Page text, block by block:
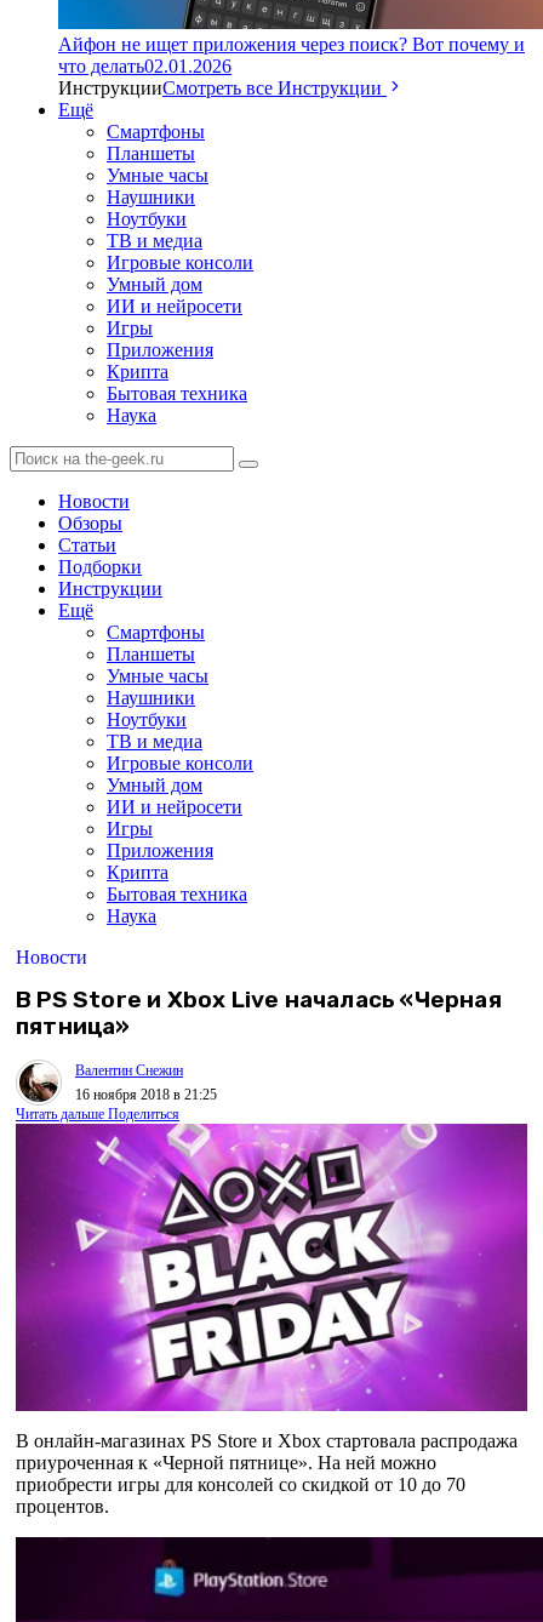
Айфон не ищет приложения через поиск? Вот почему и
что делать02.01.2026
ИнструкцииСмотреть все Инструкции
Ещё
Смартфоны
Планшеты
Умные часы
Наушники
Ноутбуки
ТВ и медиа
Игровые консоли
Умный дом
ИИ и нейросети
Игры
Приложения
Крипта
Бытовая техника
Наука
Новости
Обзоры
Статьи
Подборки
Инструкции
Ещё
Смартфоны
Планшеты
Умные часы
Наушники
Ноутбуки
ТВ и медиа
Игровые консоли
Умный дом
ИИ и нейросети
Игры
Приложения
Крипта
Бытовая техника
Наука
Новости
В PS Store и Xbox Live началась «Черная
пятница»
Валентин Снежин
16 ноября 2018 в 21:25
Читать дальше Поделиться
В онлайн-магазинах PS Store и Xbox стартовала распродажа
приуроченная к «Черной пятнице». На ней можно
приобрести игры для консолей со скидкой от 10 до 70
процентов.